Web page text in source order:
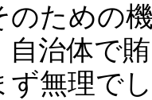
のための
自治体で
ず無理で